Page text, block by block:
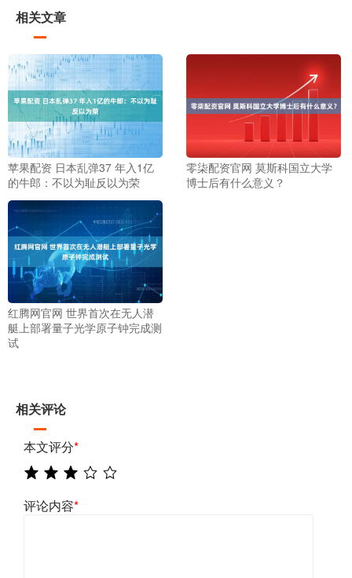
相关文章
苹果配资 日本乱弹37 年入1亿
的牛郎：不以为耻反以为荣
零柒配资官网 莫斯科国立大学
博士后有什么意义？
红腾网官网 世界首次在无人潜
艇上部署量子光学原子钟完成测
试
相关评论
本文评分*
评论内容*